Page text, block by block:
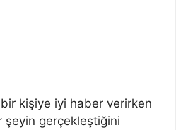
kişiye iyi haber verirken
gerçekleştiğini